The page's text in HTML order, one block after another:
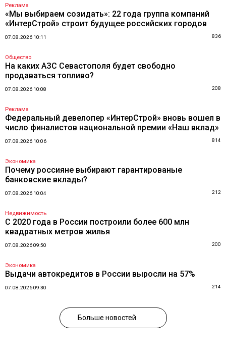
Реклама
«Мы выбираем созидать»: 22 года группа компаний
«ИнтерСтрой» строит будущее российских городов
07.08.2026 10:11 836
Общество
На каких АЗС Севастополя будет свободно
продаваться топливо?
07.08.2026 10:08 208
Реклама
Федеральный девелопер «ИнтерСтрой» вновь вошел в
число финалистов национальной премии «Наш вклад»
07.08.2026 10:06 814
Экономика
Почему россияне выбирают гарантированые
банковские вклады?
07.08.2026 10:04 212
Недвижимость
С 2020 года в России построили более 600 млн
квадратных метров жилья
07.08.2026 09:50 200
Экономика
Выдачи автокредитов в России выросли на 57%
07.08.2026 09:30 214
Больше новостей